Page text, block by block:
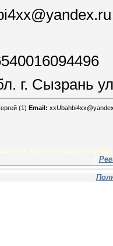
г. Сызрань
(1) Email: